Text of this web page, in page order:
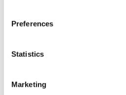
Preferences
Statistics
Marketing
Objectif agronomique